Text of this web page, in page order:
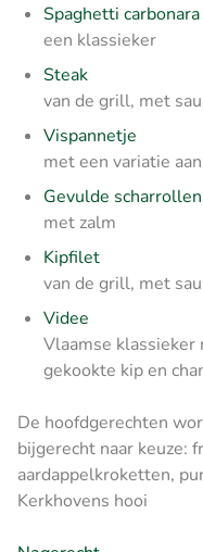
Spaghetti carbonara
een klassieker
Steak
van de grill, met
Vispannetje
met een variatie
Gevulde scharrollen
met zalm
Kipfilet
van de grill, met
Videe
Vlaamse klassieker
gekookte kip en
De hoofdgerechten
bijgerecht naar keuze:
aardappelkroketten,
Kerkhovens hooi